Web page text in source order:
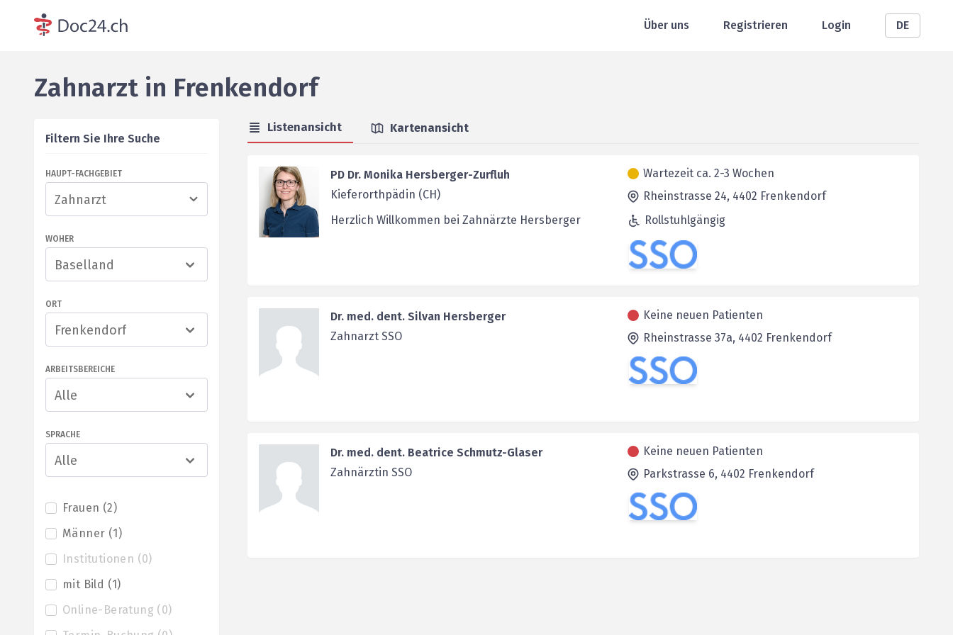
Über uns Registrieren Login DE
Zahnarzt in Frenkendorf
Filtern Sie Ihre Suche
HAUPT-FACHGEBIET
WOHER
Baselland
ORT
Frenkendorf
ARBEITSBEREICHE
Alle
SPRACHE
Alle
Frauen (2)
Männer (1)
Institutionen (0)
mit Bild (1)
Online-Beratung ( 0)
Listenansicht Kartenansicht
PD Dr. Monika Hersberger-Zurfluh
Kieferorthpädin (CH)
Herzlich Willkommen bei Zahnärzte Hersberger
Wartezeit ca. 2-3 Wochen
Rheinstrasse 24, 4402 Frenkendorf
Rollstuhlgängig
Dr. med. dent. Silvan Hersberger
Zahnarzt SSO
Keine neuen Patienten
Rheinstrasse 37a, 4402 Frenkendorf
Dr. med. dent. Beatrice Schmutz-Glaser
Zahnärztin SSO
Keine neuen Patienten
Parkstrasse 6, 4402 Frenkendorf